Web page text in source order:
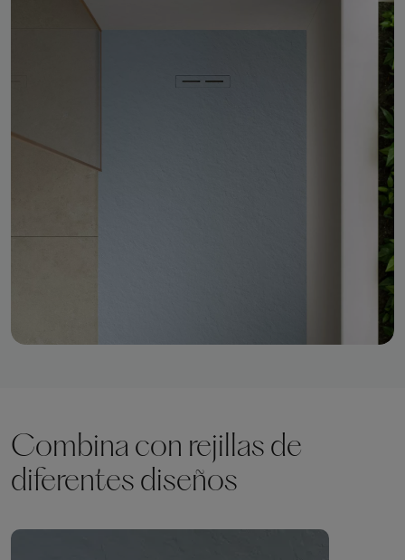
Combina con rejillas de
diferentes diseños